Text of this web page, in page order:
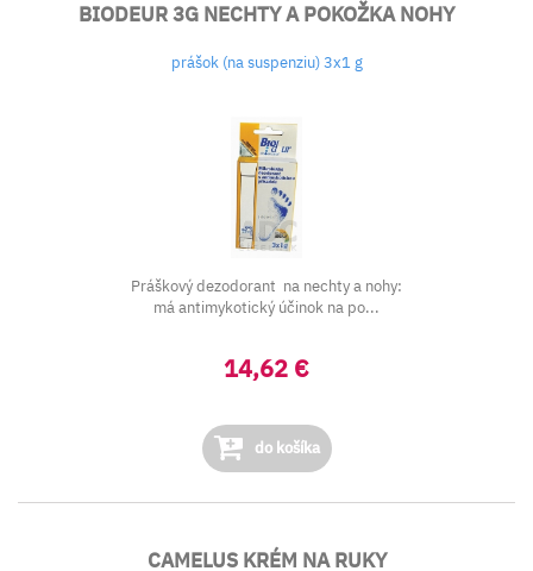
BIODEUR 3G NECHTY A POKOŽKA NOHY
prášok (na suspenziu) 3x1 g
Práškový dezodorant na nechty a nohy:
má antimykotický účinok na po...
14,62 €
do košíka
CAMELUS KRÉM NA RUKY